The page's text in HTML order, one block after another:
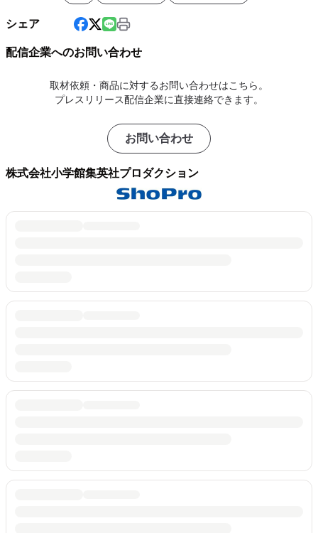
シェア
配信企業へのお問い合わせ
取材依頼・商品に対するお問い合わせはこちら。
プレスリリース配信企業に直接連絡できます。
お問い合わせ
株式会社小学館集英社プロダクション